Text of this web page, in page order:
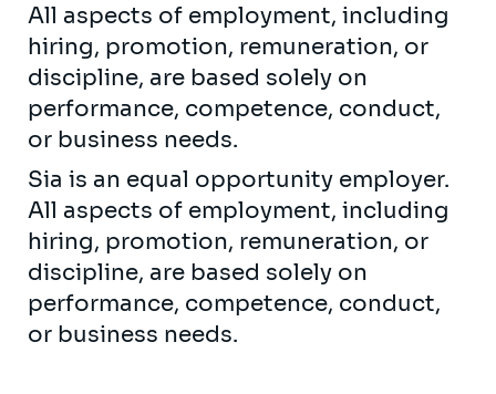
All aspects of employment, including
hiring, promotion, remuneration, or
discipline, are based solely on
performance, competence, conduct,
or business needs.
Sia is an equal opportunity employer.
All aspects of employment, including
hiring, promotion, remuneration, or
discipline, are based solely on
performance, competence, conduct,
or business needs.